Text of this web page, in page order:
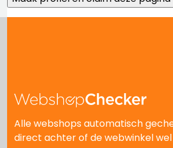
Alle webshops automatisch
direct achter of de webwinkel wel